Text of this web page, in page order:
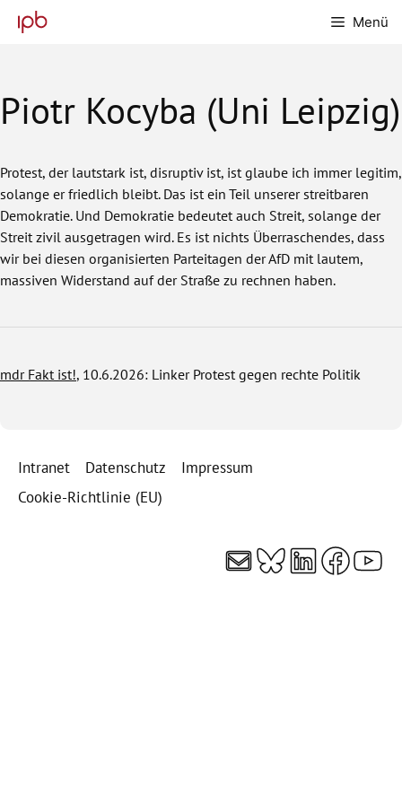
Inhalt
Menü
Piotr Kocyba (Uni Leipzig)
Protest, der lautstark ist, disruptiv ist, ist glaube ich immer legitim,
solange er friedlich bleibt. Das ist ein Teil unserer streitbaren
Demokratie. Und Demokratie bedeutet auch Streit, solange der
Streit zivil ausgetragen wird. Es ist nichts Überraschendes, dass
wir bei diesen organisierten Parteitagen der AfD mit lautem,
massiven Widerstand auf der Straße zu rechnen haben.
mdr Fakt ist!, 10.6.2026: Linker Protest gegen rechte Politik
Intranet Datenschutz
Impressum
Cookie-Richtlinie (EU)
E-MailBluesky